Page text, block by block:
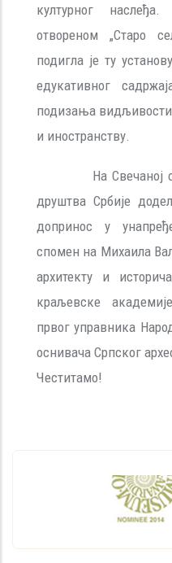
културног
отвореном „Старо
подигла је ту
едукативног
подизања видљивости
и иностранству.
На Свечаној
друштва Србије
допринос у
спомен на Михаила
архитекту и
краљевске
првог управника
оснивача Српског
Честитамо!